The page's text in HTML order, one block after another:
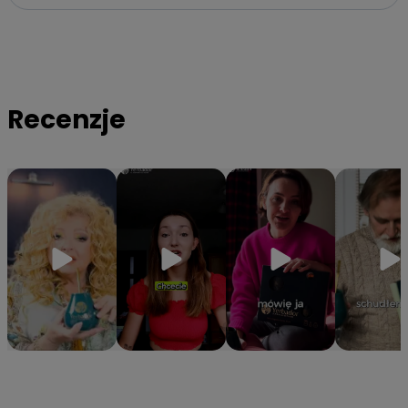
gwarantuje, że yerba zachowa 100% aromatu i świeżości od
pierwszego do ostatniego otwarcia.
Recenzje